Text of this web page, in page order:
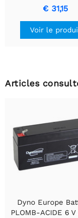
Batterie
plomb-acide
€ 31,15
Voir le
Articles
Dyno Europe
PLOMB-ACIDE 6 V